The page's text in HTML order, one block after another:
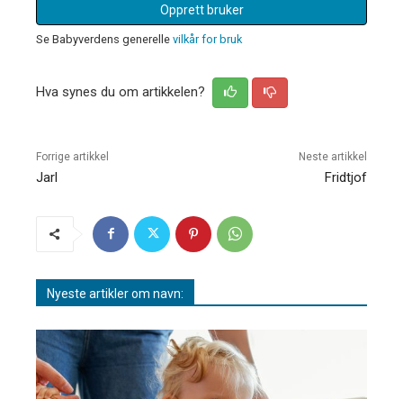
Opprett bruker
Se Babyverdens generelle vilkår for bruk
Hva synes du om artikkelen?
Forrige artikkel
Jarl
Neste artikkel
Fridtjof
Nyeste artikler om navn: